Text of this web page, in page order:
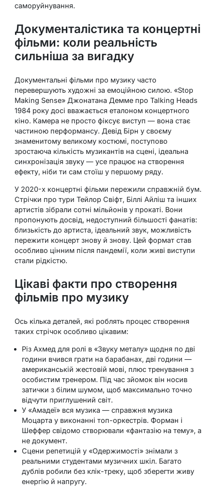
саморуйнування.
Документалістика та концертні
фільми: коли реальність
сильніша за вигадку
Документальні фільми про музику часто
перевершують художні за емоційною силою. «Stop
Making Sense» Джонатана Демме про Talking Heads
1984 року досі вважається еталоном концертного
кіно. Камера не просто фіксує виступ — вона стає
частиною перформансу. Девід Бірн у своєму
знаменитому великому костюмі, поступово
зростаюча кількість музикантів на сцені, ідеальна
синхронізація звуку — усе працює на створення
ефекту, ніби ти сам стоїш у першому ряду.
У 2020-х концертні фільми пережили справжній бум.
Стрічки про тури Тейлор Свіфт, Біллі Айліш та інших
артистів зібрали сотні мільйонів у прокаті. Вони
пропонують досвід, недоступний більшості фанатів:
близькість до артиста, ідеальний звук, можливість
пережити концерт знову й знову. Цей формат став
особливо цінним після пандемії, коли живі виступи
стали рідкістю.
Цікаві факти про створення
фільмів про музику
Ось кілька деталей, які роблять процес створення
таких стрічок особливо цікавим:
Різ Ахмед для ролі в «Звуку металу» щодня по дві
години вчився грати на барабанах, дві години —
американській жестовій мові, плюс тренування з
особистим тренером. Під час зйомок він носив
затички з білим шумом, щоб максимально точно
відчути приглушений світ.
У «Амадеї» вся музика — справжня музика
Моцарта у виконанні топ-оркестрів. Форман і
Шеффер свідомо створювали «фантазію на тему», а
не документ.
Сцени репетицій у «Одержимості» знімали з
реальними студентами музичних шкіл. Багато
дублів робили без клік-треку, щоб зберегти живу
енергію й напругу.